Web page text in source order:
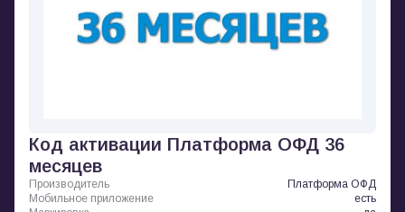
Код активации Платформа ОФД 36
месяцев
Производитель
Платформа ОФД
Мобильное приложение
есть